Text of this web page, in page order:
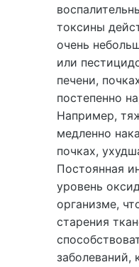
токсины
очень
или
печени,
постепенно
Например,
медленно
почках,
Постоянная
уровень
организме,
старения
заболеваний,